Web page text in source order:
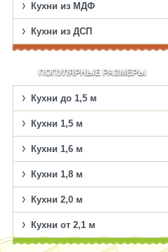
Кухни из МДФ
Кухни из ДСП
ПОПУЛЯРНЫЕ РАЗМЕРЫ
Кухни до 1,5 м
Кухни 1,5 м
Кухни 1,6 м
Кухни 1,8 м
Кухни 2,0 м
Кухни от 2,1 м